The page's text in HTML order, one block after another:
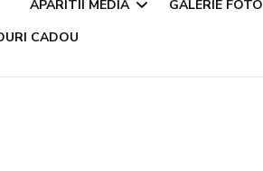
APARITII MEDIA
GALERIE FOTO
CADOU